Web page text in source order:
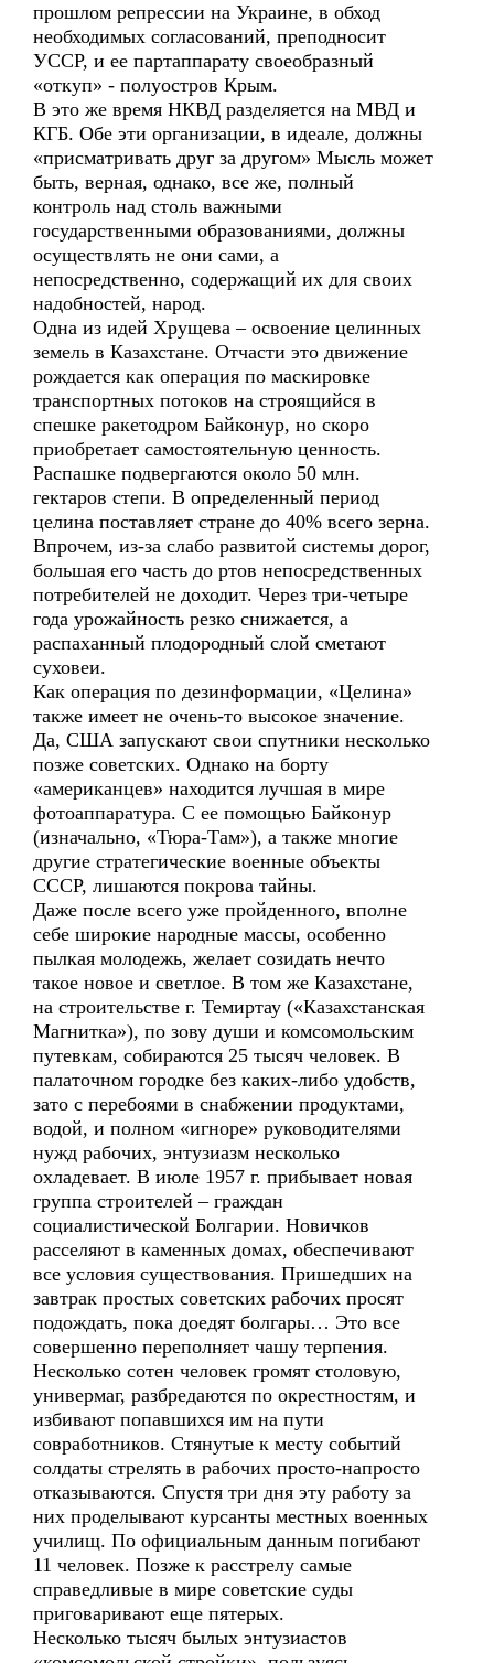
прошлом репрессии на Украине, в обход
необходимых согласований, преподносит
УССР, и ее партаппарату своеобразный
«откуп» - полуостров Крым.
В это же время НКВД разделяется на МВД и
КГБ. Обе эти организации, в идеале, должны
«присматривать друг за другом» Мысль может
быть, верная, однако, все же, полный
контроль над столь важными
государственными образованиями, должны
осуществлять не они сами, а
непосредственно, содержащий их для своих
надобностей, народ.
Одна из идей Хрущева – освоение целинных
земель в Казахстане. Отчасти это движение
рождается как операция по маскировке
транспортных потоков на строящийся в
спешке ракетодром Байконур, но скоро
приобретает самостоятельную ценность.
Распашке подвергаются около 50 млн.
гектаров степи. В определенный период
целина поставляет стране до 40% всего зерна.
Впрочем, из-за слабо развитой системы дорог,
большая его часть до ртов непосредственных
потребителей не доходит. Через три-четыре
года урожайность резко снижается, а
распаханный плодородный слой сметают
суховеи.
Как операция по дезинформации, «Целина»
также имеет не очень-то высокое значение.
Да, США запускают свои спутники несколько
позже советских. Однако на борту
«американцев» находится лучшая в мире
фотоаппаратура. С ее помощью Байконур
(изначально, «Тюра-Там»), а также многие
другие стратегические военные объекты
СССР, лишаются покрова тайны.
Даже после всего уже пройденного, вполне
себе широкие народные массы, особенно
пылкая молодежь, желает созидать нечто
такое новое и светлое. В том же Казахстане,
на строительстве г. Темиртау («Казахстанская
Магнитка»), по зову души и комсомольским
путевкам, собираются 25 тысяч человек. В
палаточном городке без каких-либо удобств,
зато с перебоями в снабжении продуктами,
водой, и полном «игноре» руководителями
нужд рабочих, энтузиазм несколько
охладевает. В июле 1957 г. прибывает новая
группа строителей – граждан
социалистической Болгарии. Новичков
расселяют в каменных домах, обеспечивают
все условия существования. Пришедших на
завтрак простых советских рабочих просят
подождать, пока доедят болгары… Это все
совершенно переполняет чашу терпения.
Несколько сотен человек громят столовую,
универмаг, разбредаются по окрестностям, и
избивают попавшихся им на пути
совработников. Стянутые к месту событий
солдаты стрелять в рабочих просто-напросто
отказываются. Спустя три дня эту работу за
них проделывают курсанты местных военных
училищ. По официальным данным погибают
11 человек. Позже к расстрелу самые
справедливые в мире советские суды
приговаривают еще пятерых.
Несколько тысяч былых энтузиастов